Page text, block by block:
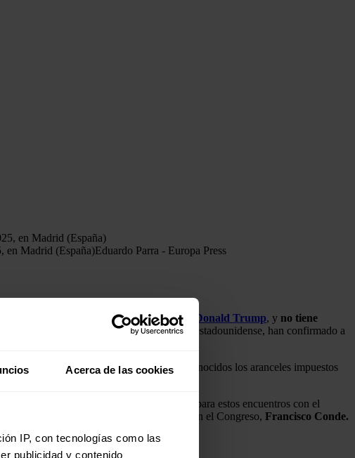
Acerca de las cookies
IP, con tecnologías como las
publicidad y contenido
en Madrid (España)Eduardo Parra - Europa Press
por
los aranceles anunciados por Donald Trump, y no tiene
según Moncloa, las políticas del presidente estadounidense, han confirmado a
en la Cámara Baja una vez conocidos los aranceles impuestos
'populares' han designado como interlocutor para estos encuentros con el
, y el portavoz de Industria en el Congreso, Francisco Conde.